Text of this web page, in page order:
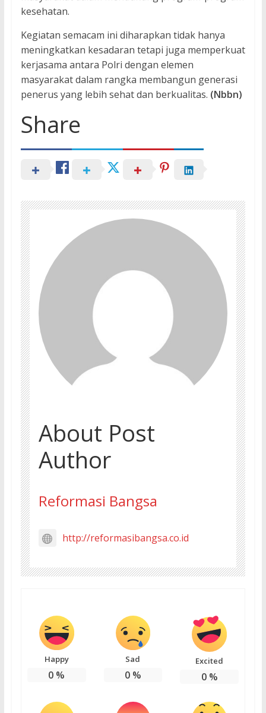
kesehatan.
Kegiatan semacam ini diharapkan tidak hanya
meningkatkan kesadaran tetapi juga memperkuat
kerjasama antara Polri dengan elemen
masyarakat dalam rangka membangun generasi
penerus yang lebih sehat dan berkualitas. (Nbbn)
Share
About Post
Author
Reformasi Bangsa
http://reformasibangsa.co.id
Happy
0 %
Sad
0%
Excited
0%